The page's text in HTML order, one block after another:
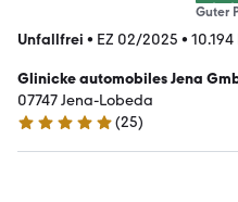
Guter
Unfallfrei • EZ 02/2025 • 10.194
Glinicke automobiles Jena
07747 Jena-Lobeda
5 Sterne
(25)